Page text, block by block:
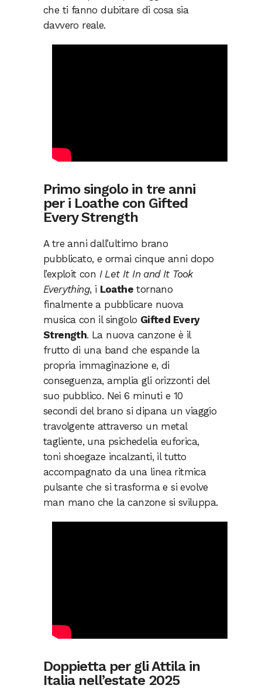
che ti fanno dubitare di cosa sia
davvero reale.
Primo singolo in tre anni
per i Loathe con Gifted
Every Strength
A tre anni dall’ultimo brano
pubblicato, e ormai cinque anni dopo
l’exploit con I Let It In and It Took
Everything, i Loathe tornano
finalmente a pubblicare nuova
musica con il singolo Gifted Every
Strength. La nuova canzone è il
frutto di una band che espande la
propria immaginazione e, di
conseguenza, amplia gli orizzonti del
suo pubblico. Nei 6 minuti e 10
secondi del brano si dipana un viaggio
travolgente attraverso un metal
tagliente, una psichedelia euforica,
toni shoegaze incalzanti, il tutto
accompagnato da una linea ritmica
pulsante che si trasforma e si evolve
man mano che la canzone si sviluppa.
Doppietta per gli Attila in
Italia nell’estate 2025